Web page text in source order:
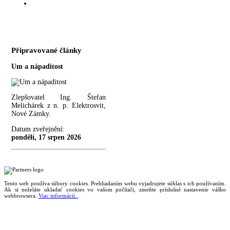
Připravované články
Um a nápaditost
Zlepšovatel Ing. Štefan
Melichárek z n. p. Elektrosvit,
Nové Zámky.
Datum zveřejnění:
pondělí, 17 srpen 2026
Tento web používa súbory cookies. Prehliadaním webu vyjadrujete súhlas s ich používaním.
Ak si neželáte ukladať cookies vo vašom počítači, zmeňte príslušné nastavenie vášho
webbrowsera. Viac informácií..